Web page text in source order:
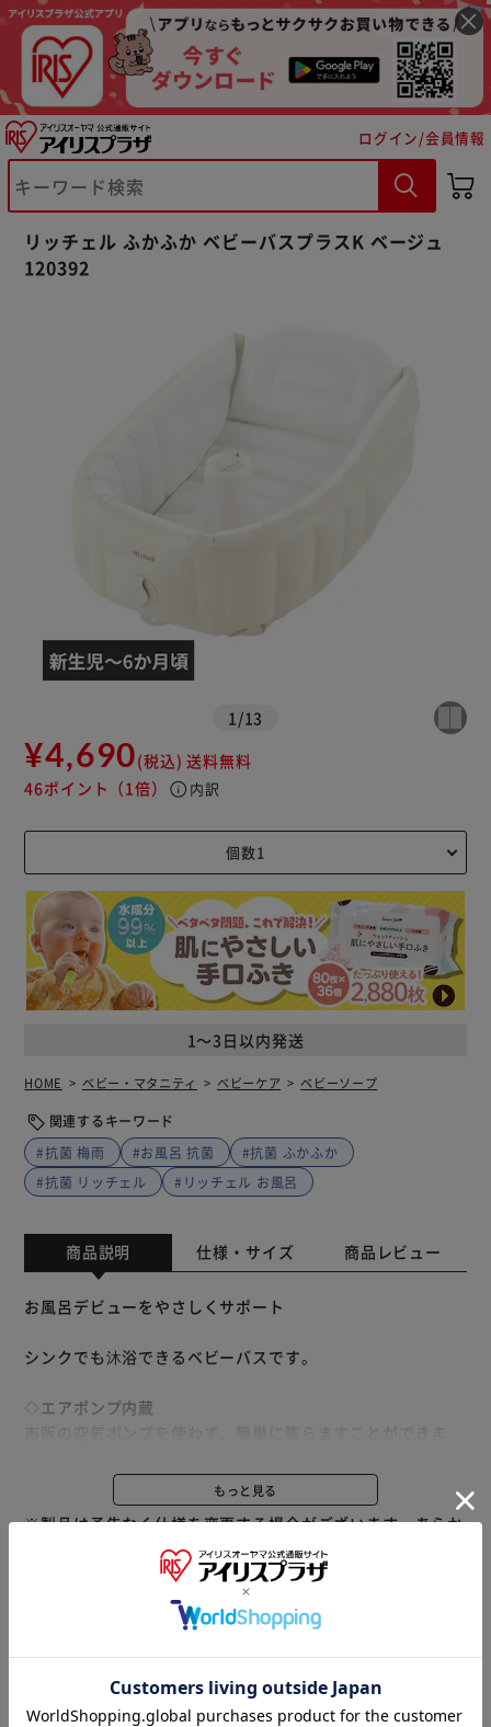
ログイン/会員情報
リッチェル ふかふか ベビーバスプラスK ベージュ
120392
1 /13
¥4,690(税込) 送料無料
46ポイント （1倍） info 内訳
1～3日以内発送
HOME ベビー・マタニティ ベビーケア ベビーソープ
関連するキーワード
#抗菌 梅雨
#お風呂 抗菌
#抗菌 ふかふか
#抗菌 リッチェル
#リッチェル お風呂
商品説明 仕様・サイズ 商品レビュー
お風呂デビューをやさしくサポート
シンクでも沐浴できるベビーバスです。
◇エアポンプ内蔵
◇赤ちゃんをしっかりキャッチ
背中にぴったりフィットして、姿勢をキープします。
◇丈夫で使いやすい
腕にやさしい横空気層と、丈夫な縦空気層のWエア構造で
す。
もっと見る
※製品は予告なく仕様を変更する場合がございます。あらか
じめご了承ください。
までお時間を頂く場合がございます。
また、商品がメーカーにて完売となっていた場合、キャンセ
ル又は注文内容の変更をお願いいたしております。
※ご確認ください
カートに入れる 購入手続きへ